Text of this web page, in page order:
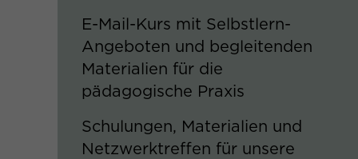
E-Mail-Kurs mit Selbstlern-
Angeboten und begleitenden
Materialien für die
pädagogische Praxis​
Schulungen, Materialien und
Netzwerktreffen für unsere